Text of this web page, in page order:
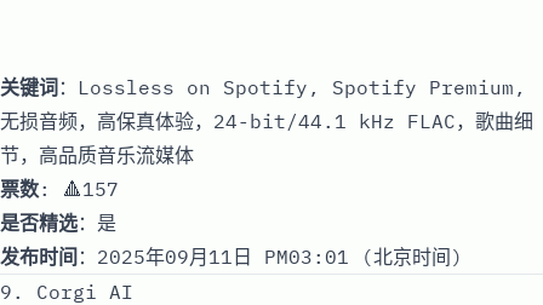
关键词：Lossless on Spotify, Spotify Premium,
无损音频，高保真体验，24-bit/44.1 kHz FLAC，歌曲细
节，高品质音乐流媒体
票数: 🔺157
是否精选：是
发布时间 ：2025年09月11日 PM03:01 (北京时间)
9. Corgi AI